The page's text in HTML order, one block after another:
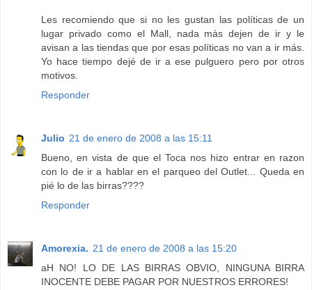
Les recomiendo que si no les gustan las políticas de un
lugar privado como el Mall, nada más dejen de ir y le
avisan a las tiendas que por esas políticas no van a ir más.
Yo hace tiempo dejé de ir a ese pulguero pero por otros
motivos.
Responder
Julio 21 de enero de 2008 a las 15:11
Bueno, en vista de que el Toca nos hizo entrar en razon
con lo de ir a hablar en el parqueo del Outlet... Queda en
pié lo de las birras????
Responder
Amorexia. 21 de enero de 2008 a las 15:20
aH NO! LO DE LAS BIRRAS OBVIO, NINGUNA BIRRA
INOCENTE DEBE PAGAR POR NUESTROS ERRORES!